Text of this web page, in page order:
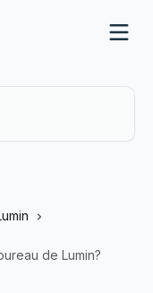
de Lumin?